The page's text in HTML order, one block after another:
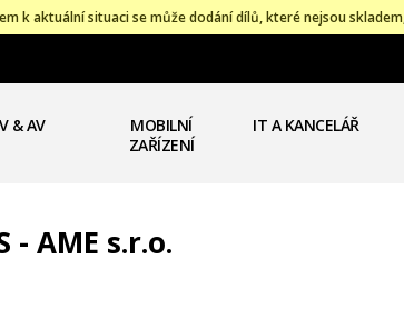
k aktuální situaci se může dodání dílů, které nejsou
& AV
MOBILNÍ
ZAŘÍZENÍ
IT A KANCELÁŘ
- AME s.r.o.